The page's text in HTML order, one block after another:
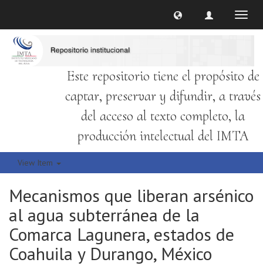
Este repositorio tiene el propósito de
captar, preservar y difundir, a través
del acceso al texto completo, la
producción intelectual del IMTA
View Item
Mecanismos que liberan arsénico
al agua subterránea de la
Comarca Lagunera, estados de
Coahuila y Durango, México